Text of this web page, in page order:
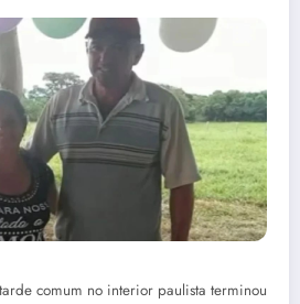
comum no interior paulista terminou